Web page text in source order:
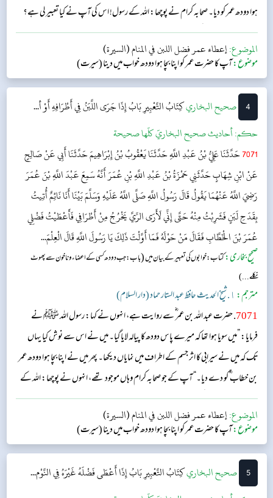
ہوا دودھ عمر کو دیا۔ صحابہ کرام نے پوچھا: اللہ کے رسول! اس کی آپ نے کیا تعبیر لی ہے؟
آپ نے فرمایا: ”اس کی تعبیر علم ہے۔“...
الموضوع:إعطاء عمر فضل اللبن في المنام (السيرة)
موضوع:آپ کا حضرت عمر کو اپنا بچا ہوا دودھ خواب میں دینا (سیرت)
4 ‌‌صحيح البخاريكِتَابُ التَّعْبِيرِ بَابُ إِذَا جَرَى اللَّبَنُ فِي أَطْرَافِهِ أَوْ أ...
حکم:أحاديث صحيح البخاريّ كلّها صحيحة
7071حَدَّثَنَا عَلِيُّ بْنُ عَبْدِ اللَّهِ حَدَّثَنَا يَعْقُوبُ بْنُ إِبْرَاهِيمَ حَدَّثَنَا أَبِي عَنْ صَالِحٍ
عَنْ ابْنِ شِهَابٍ حَدَّثَنِي حَمْزَةُ بْنُ عَبْدِ اللَّهِ بْنِ عُمَرَ أَنَّهُ سَمِعَ عَبْدَ اللَّهِ بْنَ عُمَرَ
رَضِيَ اللَّهُ عَنْهُمَا يَقُولُ قَالَ رَسُولُ اللَّهِ صَلَّى اللَّهُ عَلَيْهِ وَسَلَّمَ بَيْنَا أَنَا نَائِمٌ أُتِيتُ
بِقَدَحِ لَبَنٍ فَشَرِبْتُ مِنْهُ حَتَّى إِنِّي لَأَرَى الرِّيَّ يَخْرُجُ مِنْ أَطْرَافِي فَأَعْطَيْتُ فَضْلِي
عُمَرَ بْنَ الْخَطَّابِ فَقَالَ مَنْ حَوْلَهُ فَمَا أَوَّلْتَ ذَلِكَ يَا رَسُولَ اللَّهِ قَالَ الْعِلْمَ...
صحیح بخاری:کتاب: خوابوں کی تعبیر کے بیان میں(باب : جب دودھ کسی کے اعضاء و ناخون سے پھوٹ
نکلے...)
مترجم: ١. شیخ الحدیث حافظ عبد الستار حماد (دار السلام)
7071 . حضرت عبد اللہ بن عمر ؓ سے روایت ہے، انہوں نے کہا: رسول اللہ ﷺ نے
فرمایا: ”میں سویا ہوا تھا کہ میرے پاس دودھ کا پیالہ لایا گیا۔ میں نے اس سے نوش کیا یہاں
تک کہ میں نے سیرابی کا اثر جسم کے اطراف میں نمایاں دیکھا۔ پھر میں نے اپنا بچا ہوا دودھ عمر
بن خطاب ؓ کو دے دیا۔“ آپ کے جو صحابہ کرام وہاں موجود تھے، انہوں نے پوچھا: اللہ کے
رسول! آپ نے اس کی کیا تعبیر لی ہے؟ آپ نےفرمایا: ”اس سے مراد علم ہے۔“...
الموضوع:إعطاء عمر فضل اللبن في المنام (السيرة)
موضوع:آپ کا حضرت عمر کو اپنا بچا ہوا دودھ خواب میں دینا (سیرت)
5 ‌‌صحيح البخاريكِتَابُ التَّعْبِيرِ بَابُ إِذَا أَعْطَى فَضْلَهُ غَيْرَهُ فِي النَّوْم...